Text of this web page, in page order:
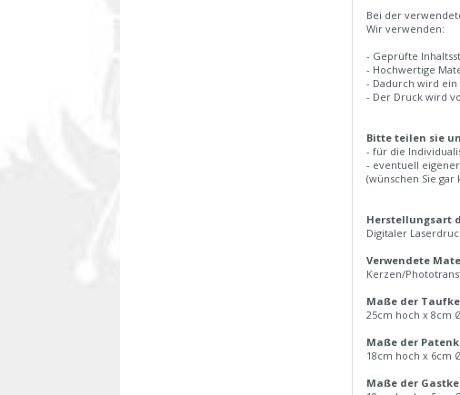
Bei der
Wir verwenden:
- Geprüfte
- Hochwertige
- Dadurch wird
- Der Druck wird
Bitte teilen sie
- für die
- eventuell
(wünschen Sie
Herstellungsart
Digitaler
Verwendete
Kerzen/
Maße der
25cm hoch x 8cm
Maße der
18cm hoch x 6cm
Maße der